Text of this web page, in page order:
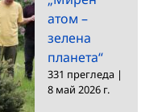
атом –
зелена
планета“
331 прегледа |
8 май 2026 г.